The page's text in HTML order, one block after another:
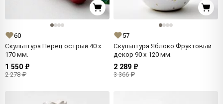
60
Скульптура Перец острый 40 x
170 мм.
1 550 ₽
2 278 ₽
57
Скульптура Яблоко Фруктовый
декор 90 x 120 мм.
2 289 ₽
3 366 ₽